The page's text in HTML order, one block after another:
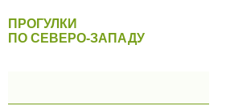
ПРОГУЛКИ
ПО СЕВЕРО-ЗАПАДУ